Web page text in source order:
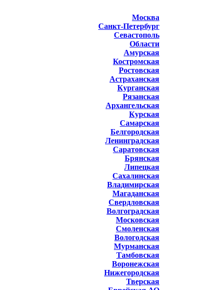
Москва
Санкт-Петербург
Севастополь
Области
Амурская
Костромская
Ростовская
Астраханская
Курганская
Рязанская
Архангельская
Курская
Самарская
Белгородская
Ленинградская
Саратовская
Брянская
Липецкая
Сахалинская
Владимирская
Магаданская
Свердловская
Волгоградская
Московская
Смоленская
Вологодская
Мурманская
Тамбовская
Воронежская
Нижегородская
Тверская